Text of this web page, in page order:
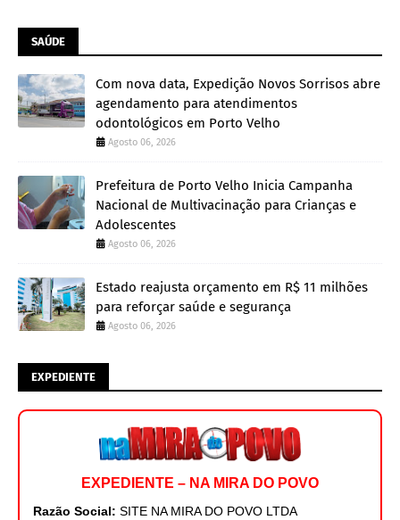
SAÚDE
Com nova data, Expedição Novos Sorrisos abre
agendamento para atendimentos
odontológicos em Porto Velho
Agosto 06, 2026
Prefeitura de Porto Velho Inicia Campanha
Nacional de Multivacinação para Crianças e
Adolescentes
Agosto 06, 2026
Estado reajusta orçamento em R$ 11 milhões
para reforçar saúde e segurança
Agosto 06, 2026
EXPEDIENTE
EXPEDIENTE – NA MIRA DO POVO
Razão Social: SITE NA MIRA DO POVO LTDA